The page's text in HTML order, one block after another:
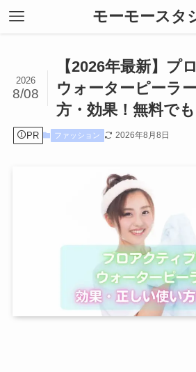
モーモースタ
【2026年最新】プ
ウォーターピーラ
方・効果！無料で
2026
8/08
PR ファッション 2026年8月8日